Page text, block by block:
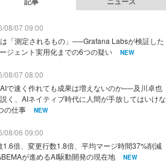
08/07 09:00
「測定されるもの」──Grafana Labsが検証した
ジェント実用化までの6つの疑い
NEW
08/07 08:00
で速く作れても成果は増えないのか──及川卓也
く、AIネイティブ時代に人間が手放してはいけな
の仕事
NEW
08/06 09:00
1.6倍、変更行数1.8倍、平均マージ時間37%削減
が進めるAI駆動開発の現在地
NEW